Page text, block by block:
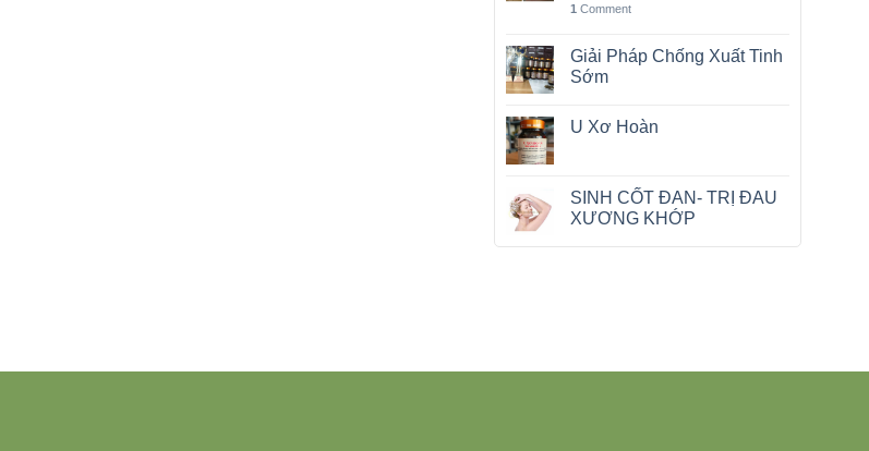
1 Comment
Giải Pháp Chống Xuất Tinh
Sớm
U Xơ Hoàn
SINH CỐT ĐAN- TRỊ ĐAU
XƯƠNG KHỚP